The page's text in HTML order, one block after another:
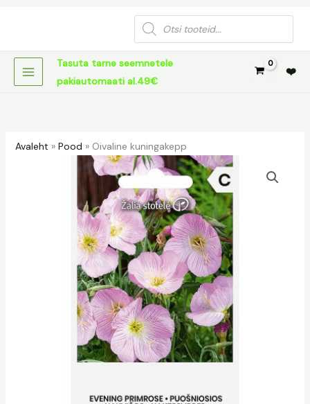
Products
search
Tasuta tarne seemnetele
pakiautomaati al.49€
❤️
Avaleht » Pood » Oivaline kuningakepp